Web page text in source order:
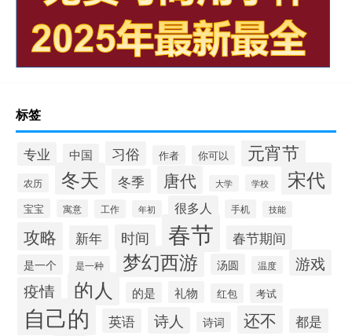
标签
专业 中国 习俗 作者 你可以 元宵节
农历 冬天 冬季 唐代 大学 学校 宋代
宝宝 寓意 工作 年初 很多人 手机 技能
攻略 新年 时间 春节 春节期间
是一个 是一种 梦幻西游 汤圆 温度 游戏
疫情 的人 的是 礼物 红包 考试
自己的 英语 诗人 诗词 还不 都是